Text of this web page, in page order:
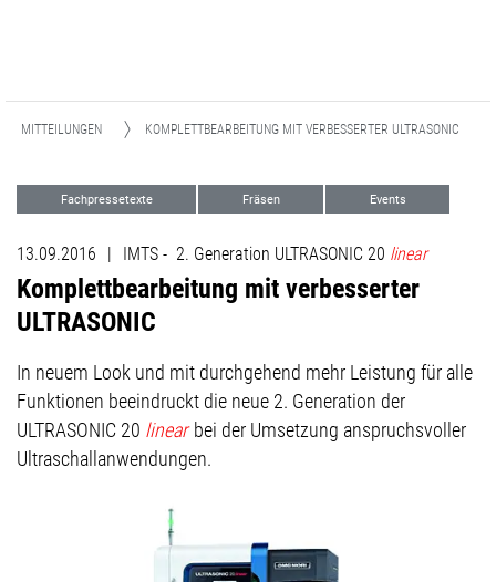
KOMPLETTBEARBEITUNG MIT VERBESSERTER ULTRASONIC
Fachpressetexte Fräsen Events
13.09.2016 | IMTS - 2. Generation ULTRASONIC 20 linear
Komplettbearbeitung mit verbesserter
ULTRASONIC
In neuem Look und mit durchgehend mehr Leistung für alle
Funktionen beeindruckt die neue 2. Generation der
ULTRASONIC 20 linear bei der Umsetzung anspruchsvoller
Ultraschallanwendungen.